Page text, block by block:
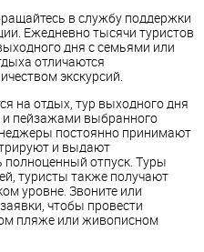
в службу поддержки
Ежедневно тысячи туристов
дня с семьями или
отличаются
экскурсий.
на отдых, тур выходного дня
и пейзажами выбранного
постоянно принимают
и выдают
полноценный отпуск. Туры
туристы также получают
уровне. Звоните или
чтобы провести
пляже или живописном